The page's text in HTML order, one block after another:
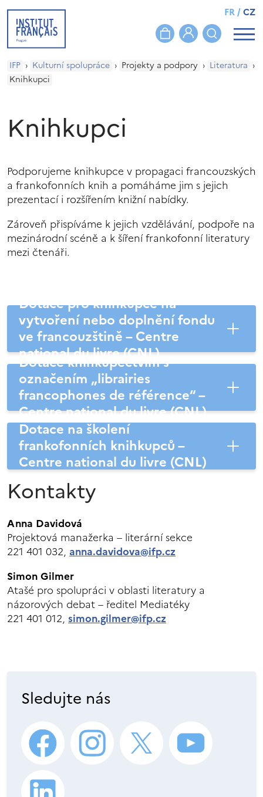
FR/CZ
IFP › Kulturní spolupráce › Projekty a podpory › Literatura ›
Knihkupci
Knihkupci
Podporujeme knihkupce v propagaci francouzských
a frankofonních knih a pomáháme jim s jejich
prezentací i rozšířením knižní nabídky.
Zároveň přispíváme k jejich vzdělávání, podpoře na
mezinárodní scéně a k šíření frankofonní literatury
mezi čtenáři.
Dotace pro knihkupce na
vytvoření nebo doplnění fondu
ve francouzštině – Centre
national du livre (CNL)
Dotace knihkupectvím s
označením „librairies
francophones de référence“ –
Centre national du livre (CNL)
Dotace na školení
frankofonních knihkupců –
Centre national du livre (CNL)
Kontakty
Anna Davidová
Projektová manažerka – literární sekce
221 401 032, anna.davidova@ifp.cz
Simon Gilmer
Atašé pro spolupráci v oblasti literatury a
názorových debat – ředitel Mediatéky
221 401 012, simon.gilmer@ifp.cz
Sledujte nás